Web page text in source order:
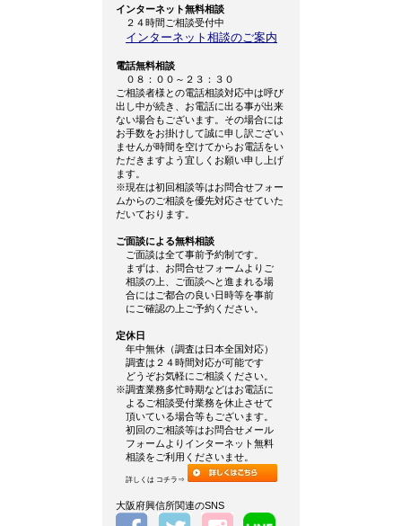
インターネット無料相談
２４時間ご相談受付中
インターネット相談のご案内
電話無料相談
０８：００～２３：３０
ご相談者様との電話相談対応中は呼び
出し中が続き、お電話に出る事が出来
ない場合もございます。その場合には
お手数をお掛けして誠に申し訳ござい
ませんが時間を空けてからお電話をい
ただきますよう宜しくお願い申し上げ
ます。
※現在は初回相談等はお問合せフォー
ムからのご相談を優先対応させていた
だいております。
ご面談による無料相談
ご面談は全て事前予約制です。
まずは、お問合せフォームよりご
相談の上、ご面談へと進まれる場
合にはご都合の良い日時等を事前
にご確認の上ご予約ください。
定休日
年中無休（調査は日本全国対応）
調査は２４時間対応が可能です
どうぞお気軽にご相談ください。
※調査業務多忙時期などはお電話に
よるご相談受付業務を休止させて
頂いている場合等もございます。
初回のご相談等はお問合せメール
フォームよりインターネット無料
相談をご利用くださいませ。
詳しくは コチラ⇒
大阪府興信所関連のSNS